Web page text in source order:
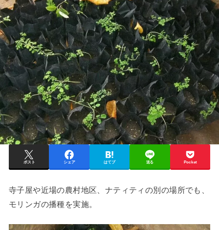
ポスト シェア はてブ 送る Pocket
寺子屋や近場の農村地区、ナティティの別の場所でも、
モリンガの播種を実施。